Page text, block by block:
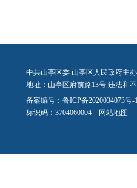
中共山亭区委 山亭区人民政府主
地址：山亭区府前路13号 违法和
备案编号： 鲁ICP备2020034073号-
标识码：3704060004 网站地图